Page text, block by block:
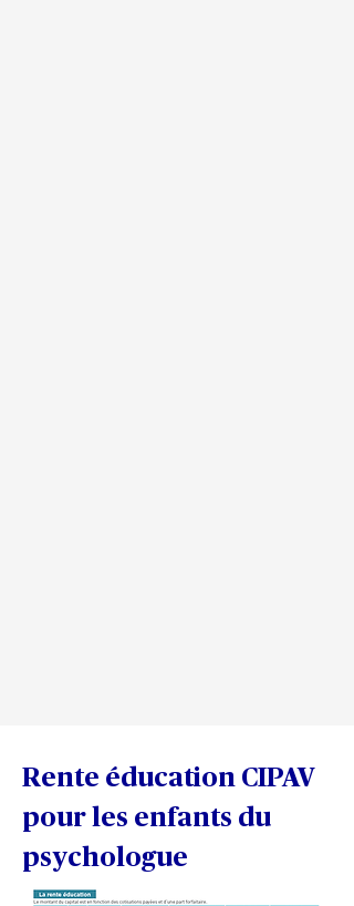
Rente éducation CIPAV
pour les enfants du
psychologue